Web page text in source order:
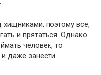
поэтому все,
и прятаться. Однако
человек, то
даже занести